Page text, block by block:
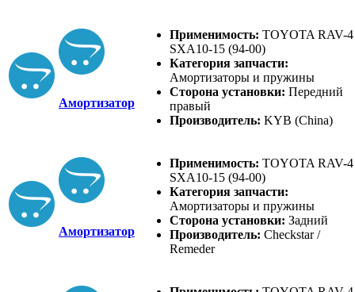
Амортизатор
Применимость: TOYOTA RAV-4
SXA10-15 (94-00)
Категория запчасти:
Амортизаторы и пружины
Сторона установки: Передний
правый
Производитель: KYB (China)
Амортизатор
Применимость: TOYOTA RAV-4
SXA10-15 (94-00)
Категория запчасти:
Амортизаторы и пружины
Сторона установки: Задний
Производитель: Checkstar /
Remeder